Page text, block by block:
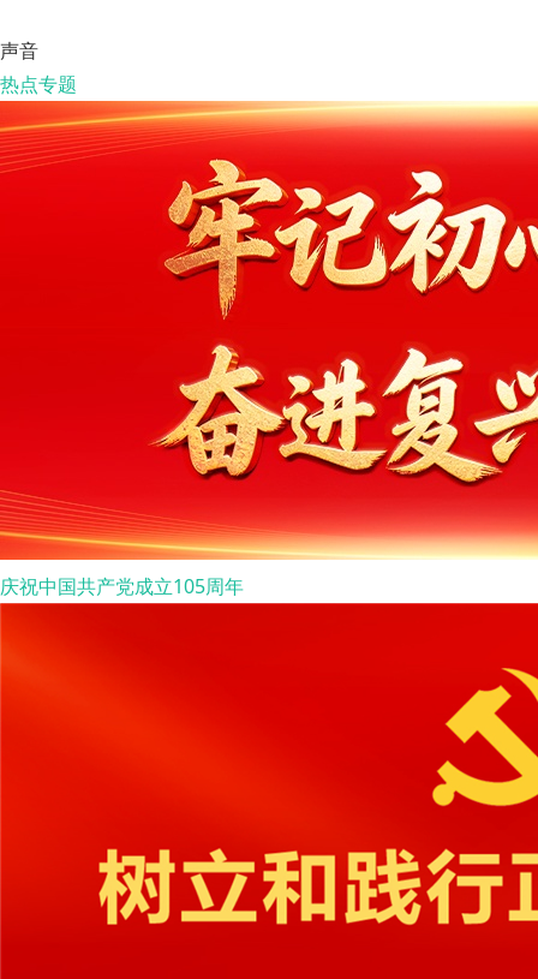
声音
热点专题
庆祝中国共产党成立105周年